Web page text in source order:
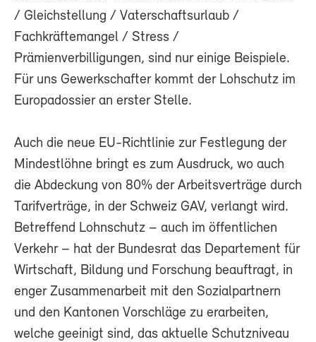
/ Gleichstellung / Vaterschaftsurlaub /
Fachkräftemangel / Stress /
Prämienverbilligungen, sind nur einige Beispiele.
Für uns Gewerkschafter kommt der Lohschutz im
Europadossier an erster Stelle.
Auch die neue EU-Richtlinie zur Festlegung der
Mindestlöhne bringt es zum Ausdruck, wo auch
die Abdeckung von 80% der Arbeitsverträge durch
Tarifverträge, in der Schweiz GAV, verlangt wird.
Betreffend Lohnschutz – auch im öffentlichen
Verkehr – hat der Bundesrat das Departement für
Wirtschaft, Bildung und Forschung beauftragt, in
enger Zusammenarbeit mit den Sozialpartnern
und den Kantonen Vorschläge zu erarbeiten,
welche geeinigt sind, das aktuelle Schutzniveau